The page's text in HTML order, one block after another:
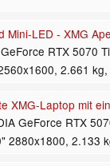
Mini-LED - XMG
RTX 5070 Ti
2.661
XMG-Laptop mit
GeForce RTX
2880x1800, 2.133